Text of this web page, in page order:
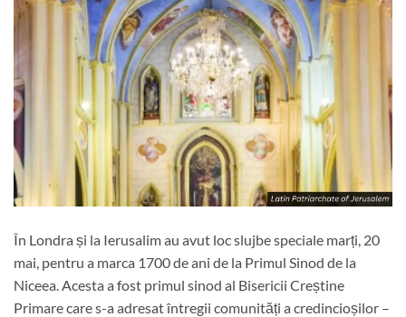
În Londra și la Ierusalim au avut loc slujbe speciale marți, 20
mai, pentru a marca 1700 de ani de la Primul Sinod de la
Niceea. Acesta a fost primul sinod al Bisericii Creștine
Primare care s-a adresat întregii comunități a credincioșilor –